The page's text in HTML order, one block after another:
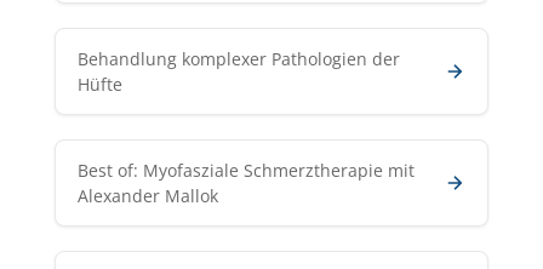
Behandlung komplexer Pathologien der
Hüfte
Best of: Myofasziale Schmerztherapie mit
Alexander Mallok